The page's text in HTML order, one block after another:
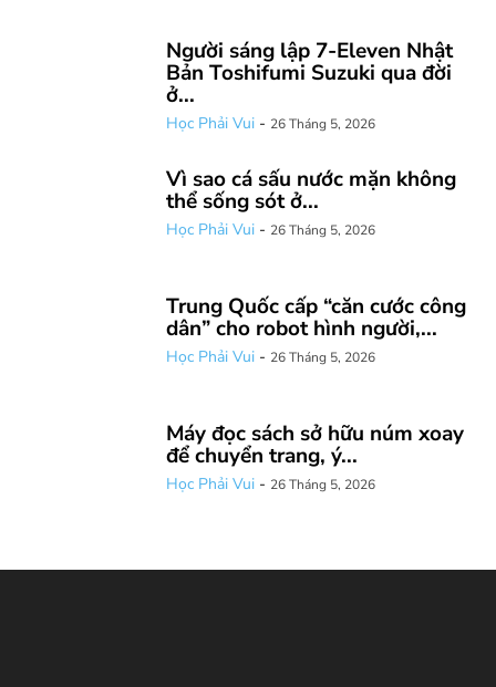
Người sáng lập 7-Eleven Nhật
Bản Toshifumi Suzuki qua đời
ở...
Học Phải Vui - 26 Tháng 5, 2026
Vì sao cá sấu nước mặn không
thể sống sót ở...
Học Phải Vui - 26 Tháng 5, 2026
Trung Quốc cấp “căn cước công
dân” cho robot hình người,...
Học Phải Vui - 26 Tháng 5, 2026
Máy đọc sách sở hữu núm xoay
để chuyển trang, ý...
Học Phải Vui - 26 Tháng 5, 2026